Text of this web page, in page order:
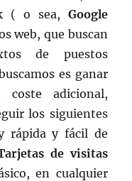
( o sea, Google
web, que buscan
de puestos
es ganar
adicional,
los siguientes
rápida y fácil de
de visitas
en cualquier